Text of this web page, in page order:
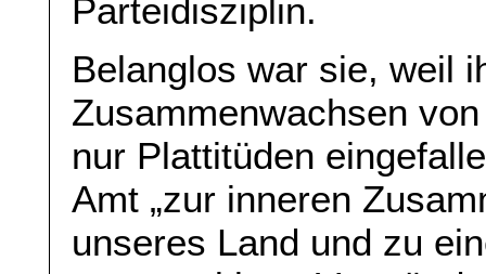
Parteidisziplin.
Belanglos war sie, weil
Zusammenwachsen
nur Plattitüden
Amt „zur inneren
unseres Land und zu